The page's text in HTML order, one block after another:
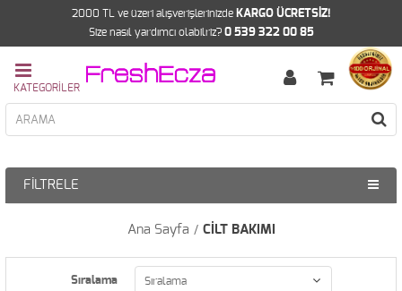
2000 TL ve üzeri alışverişlerinizde KARGO ÜCRETSİZ!
Size nasıl yardımcı olabilriz? 0 539 322 00 85
FILTRELE
Ana Sayfa CİLT BAKIMI
Sıralama